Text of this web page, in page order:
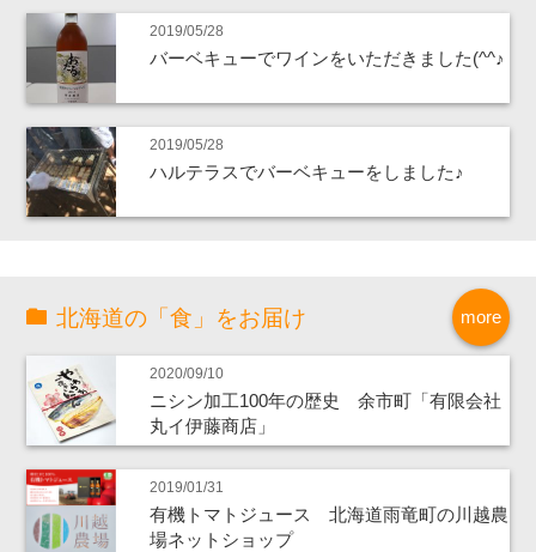
2019/05/28
バーベキューでワインをいただきました(^^♪
2019/05/28
ハルテラスでバーベキューをしました♪
more
北海道の「食」をお届け
2020/09/10
ニシン加工100年の歴史 余市町「有限会社
丸イ伊藤商店」
2019/01/31
有機トマトジュース 北海道雨竜町の川越農
場ネットショップ